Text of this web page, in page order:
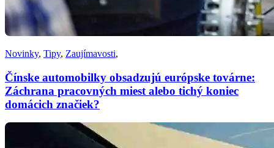
Novinky, Tipy, Zaujímavosti,
Čínske automobilky obsadzujú európske továrne:
Záchrana pracovných miest alebo tichý koniec
domácich značiek?